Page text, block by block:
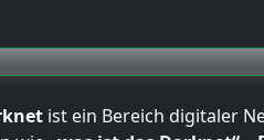
ist ein Bereich digitaler